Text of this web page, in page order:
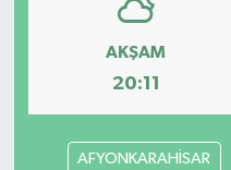
AKŞAM
20:11
AFYONKARAHİSAR
TÜRKİYE
DÜNYA